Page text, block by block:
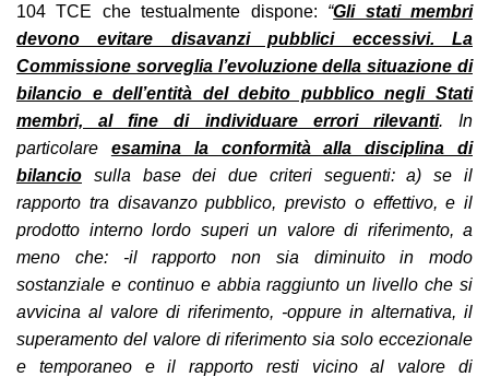
104 TCE che testualmente dispone: “Gli stati membri
devono evitare disavanzi pubblici eccessivi. La
Commissione sorveglia l’evoluzione della situazione di
bilancio e dell’entità del debito pubblico negli Stati
membri, al fine di individuare errori rilevanti. In
particolare esamina la conformità alla disciplina di
bilancio sulla base dei due criteri seguenti: a) se il
rapporto tra disavanzo pubblico, previsto o effettivo, e il
prodotto interno lordo superi un valore di riferimento, a
meno che: -il rapporto non sia diminuito in modo
sostanziale e continuo e abbia raggiunto un livello che si
avvicina al valore di riferimento, -oppure in alternativa, il
superamento del valore di riferimento sia solo eccezionale
e temporaneo e il rapporto resti vicino al valore di